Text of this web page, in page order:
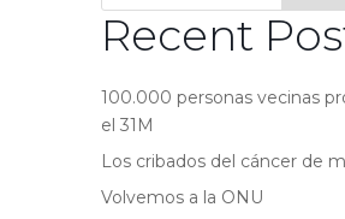
Recent
100.000 personas vecinas
el 31M
Los cribados del cáncer de
Volvemos a la ONU